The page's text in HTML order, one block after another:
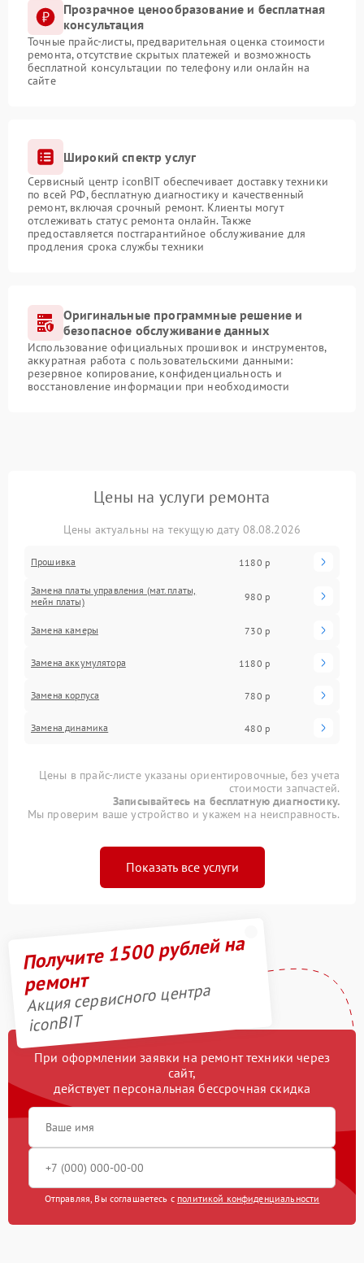
Прозрачное ценообразование и бесплатная
консультация
Точные прайс-листы, предварительная оценка стоимости
ремонта, отсутствие скрытых платежей и возможность
бесплатной консультации по телефону или онлайн на
сайте
Широкий спектр услуг
Сервисный центр iconBIT обеспечивает доставку техники
по всей РФ, бесплатную диагностику и качественный
ремонт, включая срочный ремонт. Клиенты могут
отслеживать статус ремонта онлайн. Также
предоставляется постгарантийное обслуживание для
продления срока службы техники
Оригинальные программные решение и
безопасное обслуживание данных
Использование официальных прошивок и инструментов,
аккуратная работа с пользовательскими данными:
резервное копирование, конфиденциальность и
восстановление информации при необходимости
Цены на услуги ремонта
Цены актуальны на текущую дату 08.08.2026
Прошивка 1180 р
Замена платы управления (мат.платы,
мейн платы)
980 р
Замена камеры 730 р
Замена аккумулятора 1180 р
Замена корпуса 780 р
Замена динамика 480 р
Цены в прайс-листе указаны ориентировочные, без учета
стоимости запчастей.
Записывайтесь на бесплатную диагностику.
Мы проверим ваше устройство и укажем на неисправность.
Показать все услуги
Получите 1500 рублей на
ремонт
Акция сервисного центра
iconBIT
При оформлении заявки на ремонт техники через
сайт,
действует персональная бессрочная скидка
Отправляя, Вы соглашаетесь с политикой конфиденциальности